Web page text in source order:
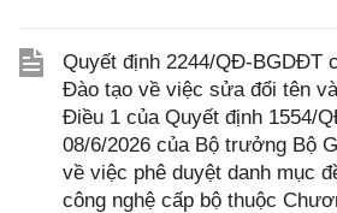
Quyết định 2244/QĐ-BGDĐT
Đào tạo về việc sửa đổi tên
Điều 1 của Quyết định 1554/
08/6/2026 của Bộ trưởng Bộ
về việc phê duyệt danh mục
công nghệ cấp bộ thuộc